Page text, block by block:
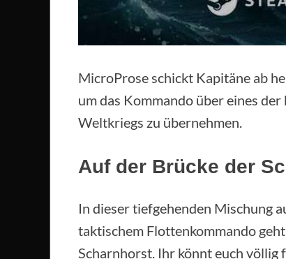
MicroProse schickt Kapitäne ab
um das Kommando über eines
Weltkriegs zu übernehmen.
Auf der Brücke der
In dieser tiefgehenden Mischung
taktischem Flottenkommando
Scharnhorst. Ihr könnt euch völlig